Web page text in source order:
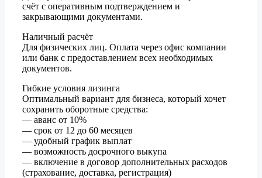
счёт с оперативным подтверждением и
закрывающими документами.
Наличный расчёт
Для физических лиц. Оплата через офис компании
или банк с предоставлением всех необходимых
документов.
Гибкие условия лизинга
Оптимальный вариант для бизнеса, который хочет
сохранить оборотные средства:
— аванс от 10%
— срок от 12 до 60 месяцев
— удобный график выплат
— возможность досрочного выкупа
— включение в договор дополнительных расходов
(страхование, доставка, регистрация)